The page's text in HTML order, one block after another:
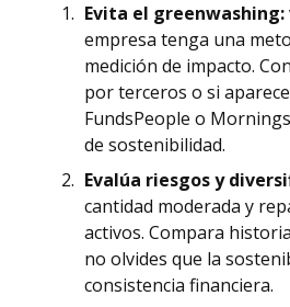
Evita el greenwashing:
empresa tenga una
medición de impacto.
por terceros o si
FundsPeople o
de sostenibilidad.
Evalúa riesgos y
cantidad moderada y
activos. Compara
no olvides que la
consistencia financiera.